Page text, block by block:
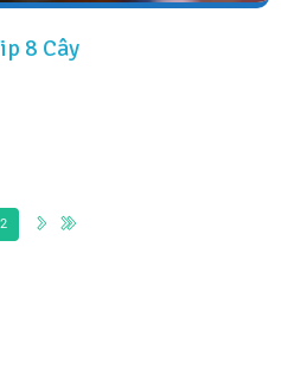
8 Cây
2